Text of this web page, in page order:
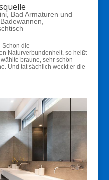
, Bad Armaturen und
Badewannen
Schon die
Naturverbundenheit, so heißt
braune, sehr schön
Und tat sächlich weckt er die